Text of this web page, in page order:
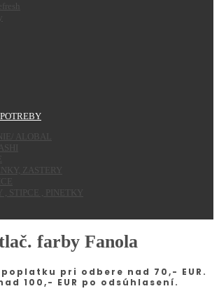
ALOBAL
ZASTERY
, STIPCE , PINETKY
farby Fanola
pri odbere nad 70,- EUR.
100,- EUR po odsúhlasení.